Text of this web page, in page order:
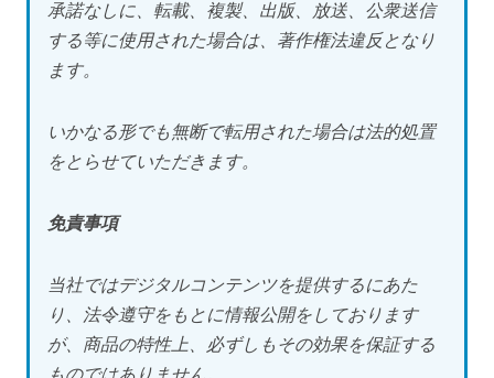
承諾なしに、転載、複製、出版、放送、公衆送信
する等に使用された場合は、著作権法違反となり
ます。
いかなる形でも無断で転用された場合は法的処置
をとらせていただきます。
免責事項
当社ではデジタルコンテンツを提供するにあた
り、法令遵守をもとに情報公開をしております
が、商品の特性上、必ずしもその効果を保証する
ものではありません。